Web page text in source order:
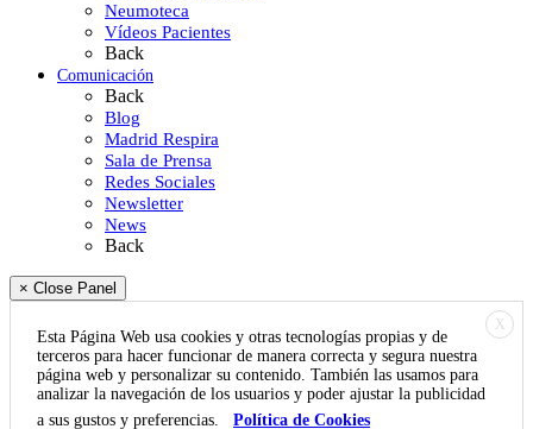
Neumoteca
Vídeos Pacientes
Back
Comunicación
Back
Blog
Madrid Respira
Sala de Prensa
Redes Sociales
Newsletter
News
Back
× Close Panel
X
Esta Página Web usa cookies y otras tecnologías propias y de
terceros para hacer funcionar de manera correcta y segura nuestra
página web y personalizar su contenido. También las usamos para
analizar la navegación de los usuarios y poder ajustar la publicidad
a sus gustos y preferencias.
Política de Cookies